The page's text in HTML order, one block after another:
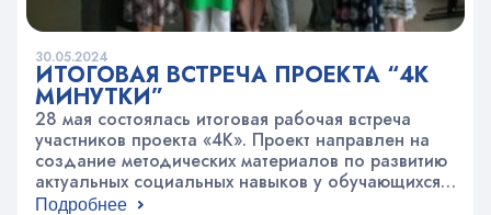
30.05.2024
ИТОГОВАЯ ВСТРЕЧА ПРОЕКТА “4К
МИНУТКИ”
28 мая состоялась итоговая рабочая встреча
участников проекта «4К». Проект направлен на
создание методических материалов по развитию
актуальных социальных навыков у обучающихся
детей Центра В основе концепции проекта лежит
Подробнее